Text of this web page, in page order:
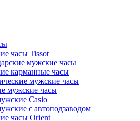
часы Tissot
мужские часы
карманные часы
мужские часы
мужские часы
Casio
с автоподзаводом
часы Orient